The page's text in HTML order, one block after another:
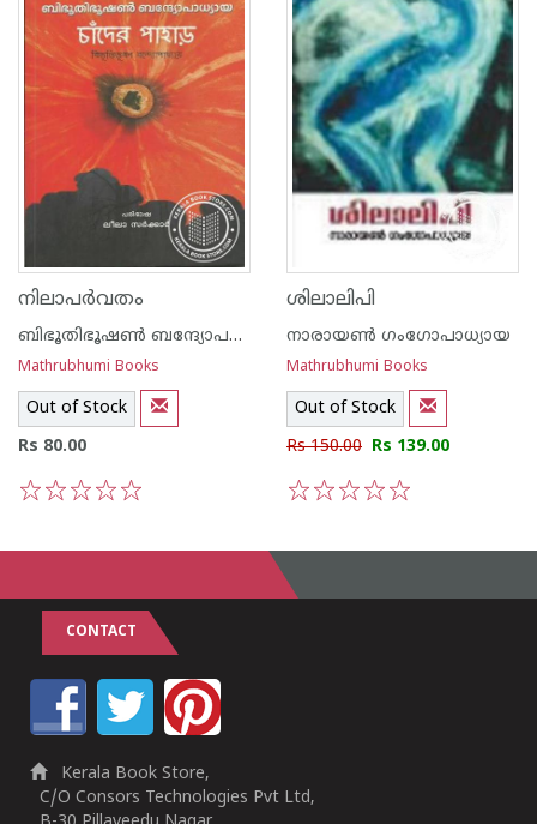
നിലാപര്‍വതം
ബിഭൂതിഭൂഷണ്‍ ബന്ദ്യോപദ്ധ്യായ
Mathrubhumi Books
Out of Stock
Rs 80.00
ശിലാലിപി
നാരായണ്‍ ഗംഗോപാധ്യായ
Mathrubhumi Books
Out of Stock
Rs 150.00 Rs 139.00
CONTACT
Kerala Book Store,
C/O Consors Technologies Pvt Ltd,